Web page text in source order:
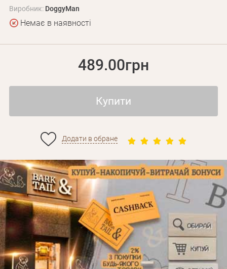
Виробник: DoggyMan
Немає в наявності
489.00грн
Купити
Додати в обране